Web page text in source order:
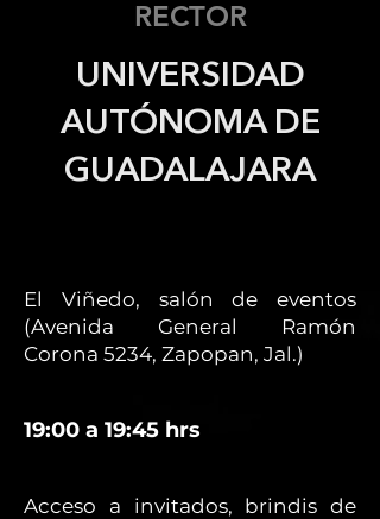
RECTOR
UNIVERSIDAD
AUTÓNOMA DE
GUADALAJARA
El Viñedo, salón de eventos
(Avenida General Ramón
Corona 5234, Zapopan, Jal.)
19:00 a 19:45 hrs
Acceso a invitados, brindis de